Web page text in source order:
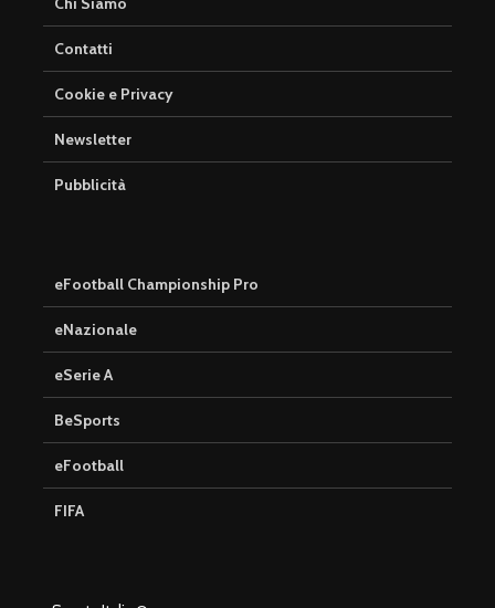
Contatti
Cookie e Privacy
Newsletter
Pubblicità
eFootball Championship Pro
eNazionale
eSerie A
BeSports
eFootball
FIFA